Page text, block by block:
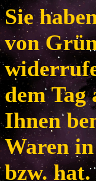
Sie
von
dem Tag
Ihnen
Waren
bzw. hat.